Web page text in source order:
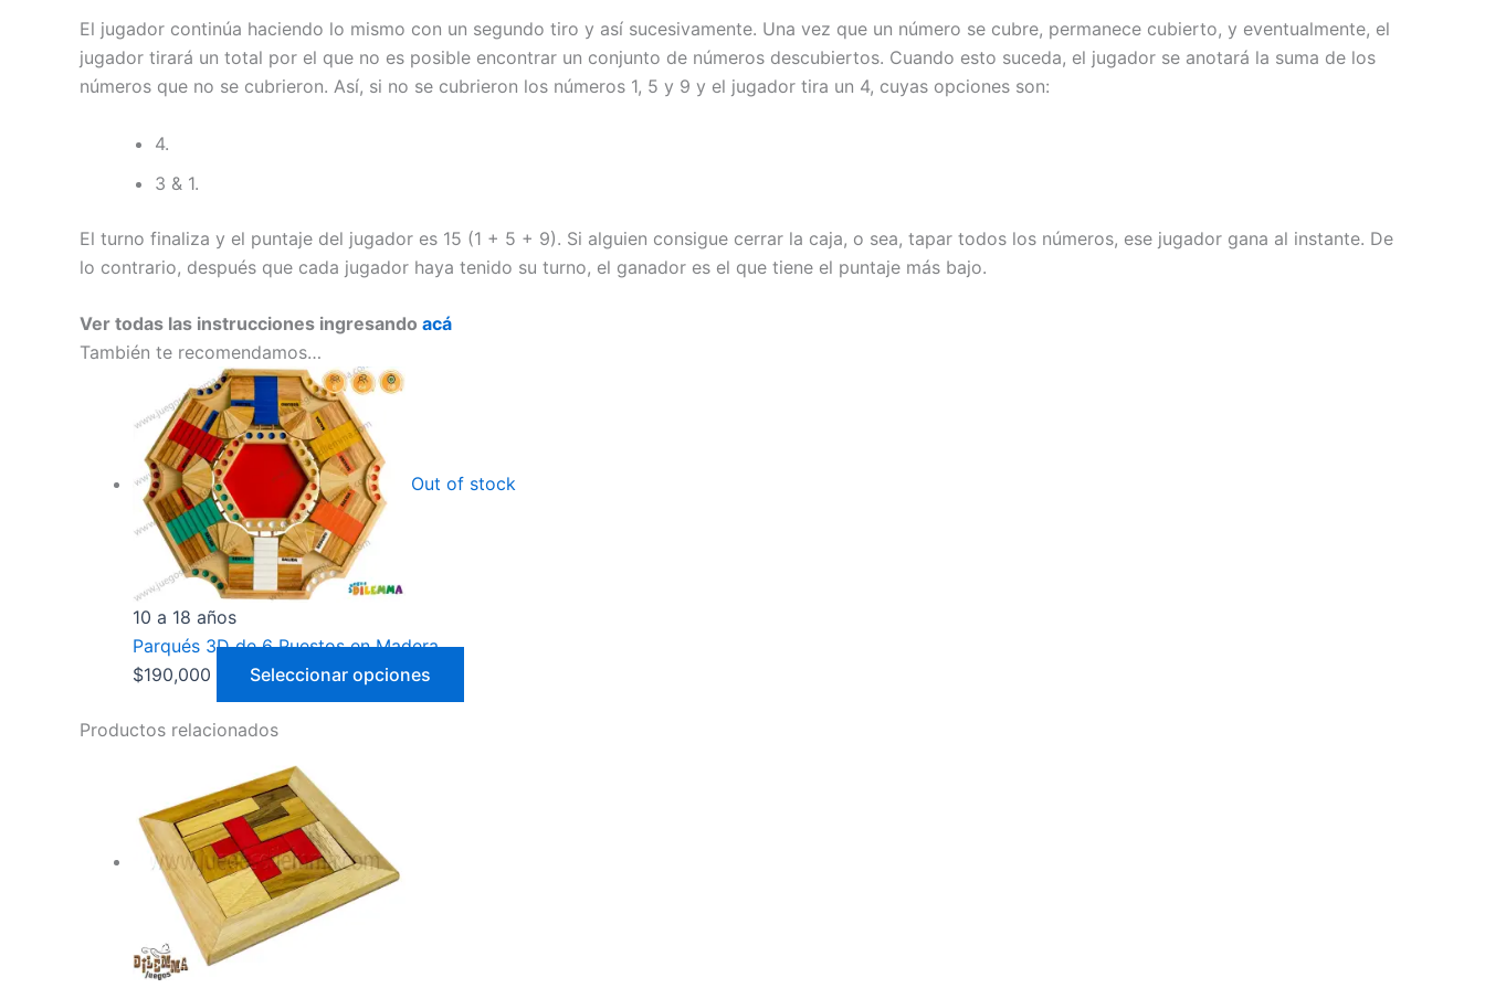
El jugador continúa haciendo lo mismo con un segundo tiro y así sucesivamente. Una vez que un número se cubre, permanece cubierto, y eventualmente, el
jugador tirará un total por el que no es posible encontrar un conjunto de números descubiertos. Cuando esto suceda, el jugador se anotará la suma de los
números que no se cubrieron. Así, si no se cubrieron los números 1, 5 y 9 y el jugador tira un 4, cuyas opciones son:
4.
3 & 1.
El turno finaliza y el puntaje del jugador es 15 (1 + 5 + 9). Si alguien consigue cerrar la caja, o sea, tapar todos los números, ese jugador gana al instante. De
lo contrario, después que cada jugador haya tenido su turno, el ganador es el que tiene el puntaje más bajo.
Ver todas las instrucciones ingresando acá
También te recomendamos…
Out of stock
10 a 18 años
Parqués 3D de 6 Puestos en Madera
$190,000 Seleccionar opciones
Productos relacionados